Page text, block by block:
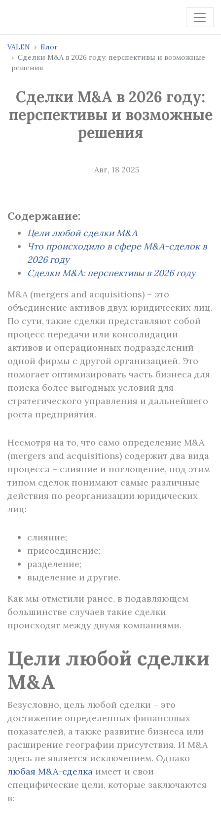
VALEN
Блог
Сделки M&A в 2026 году: перспективы и возможные
решения
Сделки M&A в 2026 году:
перспективы и возможные
решения
Авг, 18 2025
Содержание:
Цели любой сделки M&A
Что происходило в сфере M&A-сделок в
2026 году
Сделки M&A: перспективы в 2026 году
M&A (mergers and acquisitions) – это
объединение активов двух юридических лиц.
По сути, такие сделки представляют собой
процесс передачи или консолидации
активов и операционных подразделений
одной фирмы с другой организацией. Это
помогает оптимизировать часть бизнеса для
поиска более выгодных условий для
стратегического управления и дальнейшего
роста предприятия.
Несмотря на то, что само определение M&A
(mergers and acquisitions) содержит два вида
процесса – слияние и поглощение, под этим
типом сделок понимают самые различные
действия по реорганизации юридических
лиц:
слияние;
присоединение;
разделение;
выделение и другие.
Как мы отметили ранее, в подавляющем
большинстве случаев такие сделки
происходят между двумя компаниями.
Цели любой сделки
M&A
Безусловно, цель любой сделки – это
достижение определенных финансовых
показателей, а также развитие бизнеса или
расширение географии присутствия. И M&A
здесь не является исключением. Однако
любая M&A-сделка имеет и свои
специфические цели, которые заключаются
в: